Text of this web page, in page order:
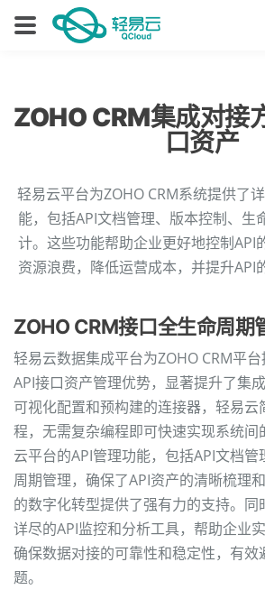
ZOHO CRM集成对接
口资产
轻易云平台为ZOHO CRM系统提供了
能，包括API文档管理、版本控制、生
计。这些功能帮助企业更好地控制API
资源浪费，降低运营成本，并提升API
ZOHO CRM接口全生命周期
轻易云数据集成平台为ZOHO CRM平
API接口资产管理优势，显著提升了集
可视化配置和预构建的连接器，轻易云
程，无需复杂编程即可快速实现系统间
云平台的API管理功能，包括API文档
周期管理，确保了API资产的清晰梳理
的数字化转型提供了强有力的支持。同
详尽的API监控和分析工具，帮助企业
确保数据对接的可靠性和稳定性，有效
题。